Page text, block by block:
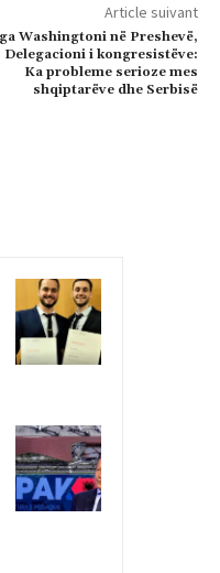
Article suivant
Washingtoni në Preshevë,
Delegacioni i kongresistëve:
Ka probleme serioze mes
shqiptarëve dhe Serbisë